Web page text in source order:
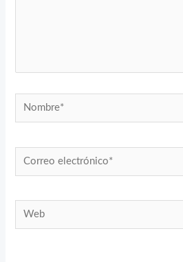
Nombre*
Correo
electrónico*
Web